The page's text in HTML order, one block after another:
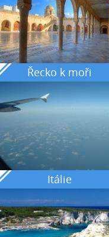
Řecko k moři
Itálie